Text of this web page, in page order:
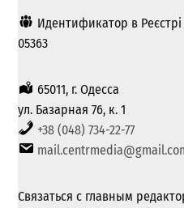
Идентификатор в Реєстрі
05363
65011, г. Одесса
ул. Базарная 76, к. 1
+38 (048) 734-22-77
Связаться с главным